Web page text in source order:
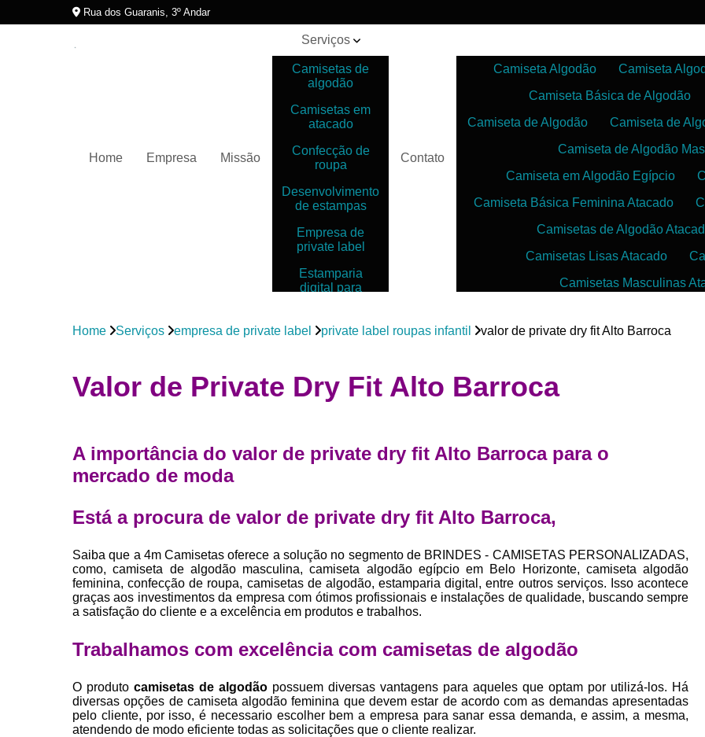
Rua dos Guaranis, 3º Andar
Home Empresa Missão
Serviços
Camisetas de
algodão
Camisetas em
atacado
Confecção de
roupa
Desenvolvimento
de estampas
Empresa de
private label
Estamparia
digital para
Estamparias
camiseta
para roupas
Contato
Camiseta Algodão Camiseta
Camiseta Básica de Algodão
Camiseta de Algodão
Camiseta de
Camiseta de Algodão
Camiseta em Algodão Egípcio
Camiseta Básica Feminina Atacado
Camisetas de Algodão
Camisetas Lisas Atacado
Camisetas Masculinas
Camisetas para Sublimação
Confecção de Roupas
Desenvolvimento de Coleção de
Desenvolvimento
Desenvolvimento de
Desenvolvimento de
Desenvolvimento
Desenvolvimento de Estampas
Desenvolvimento Estampa de
Empresa Private Label
Private
Home Serviços empresa de private label private label roupas infantil valor de private dry fit Alto Barroca
Valor de Private Dry Fit Alto Barroca
A importância do valor de private dry fit Alto Barroca para o
mercado de moda
Está a procura de valor de private dry fit Alto Barroca,
Saiba que a 4m Camisetas oferece a solução no segmento de BRINDES - CAMISETAS PERSONALIZADAS,
como, camiseta de algodão masculina, camiseta algodão egípcio em Belo Horizonte, camiseta algodão
feminina, confecção de roupa, camisetas de algodão, estamparia digital, entre outros serviços. Isso acontece
graças aos investimentos da empresa com ótimos profissionais e instalações de qualidade, buscando sempre
a satisfação do cliente e a excelência em produtos e trabalhos.
Trabalhamos com excelência com camisetas de algodão
O produto camisetas de algodão possuem diversas vantagens para aqueles que optam por utilizá-los. Há
diversas opções de camiseta algodão feminina que devem estar de acordo com as demandas apresentadas
pelo cliente, por isso, é necessario escolher bem a empresa para sanar essa demanda, e assim, a mesma,
atendendo de modo eficiente todas as solicitações que o cliente realizar.